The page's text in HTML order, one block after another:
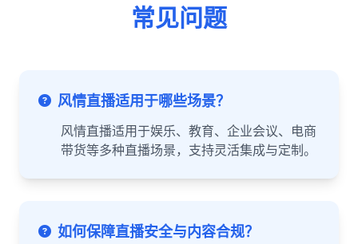
常见问题
风情直播适用于哪些场景？
风情直播适用于娱乐、教育、企业会议、电商
带货等多种直播场景，支持灵活集成与定制。
如何保障直播安全与内容合规？